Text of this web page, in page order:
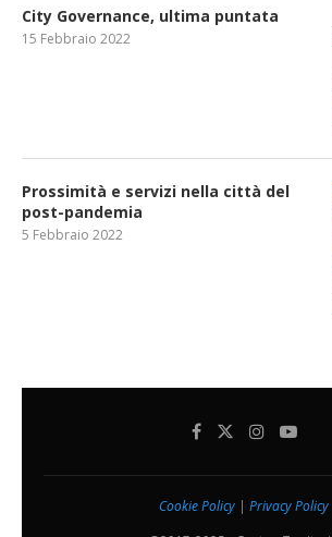
City Governance, ultima puntata
15 Febbraio 2022
Prossimità e servizi nella città del
post-pandemia
5 Febbraio 2022
Cookie Policy | Privacy Policy